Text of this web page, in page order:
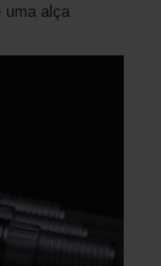
uma alça